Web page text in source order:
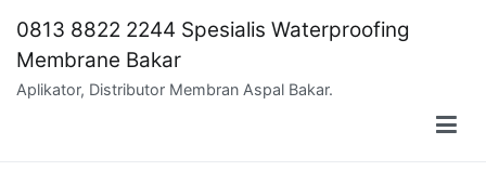
content
0813 8822 2244 Spesialis Waterproofing
Membrane Bakar
Aplikator, Distributor Membran Aspal Bakar.